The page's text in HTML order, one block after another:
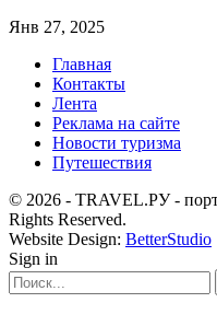
Янв 27, 2025
Главная
Контакты
Лента
Реклама на сайте
Новости туризма
Путешествия
© 2026 - TRAVEL.РУ -
Rights Reserved.
Website Design: BetterStudio
Sign in